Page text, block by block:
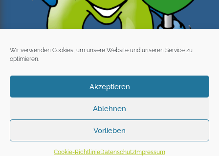
Wir verwenden Cookies, um unsere Website und unseren Service zu
optimieren.
Akzeptieren
Ablehnen
Vorlieben
Cookie-RichtlinieDatenschutz Impressum